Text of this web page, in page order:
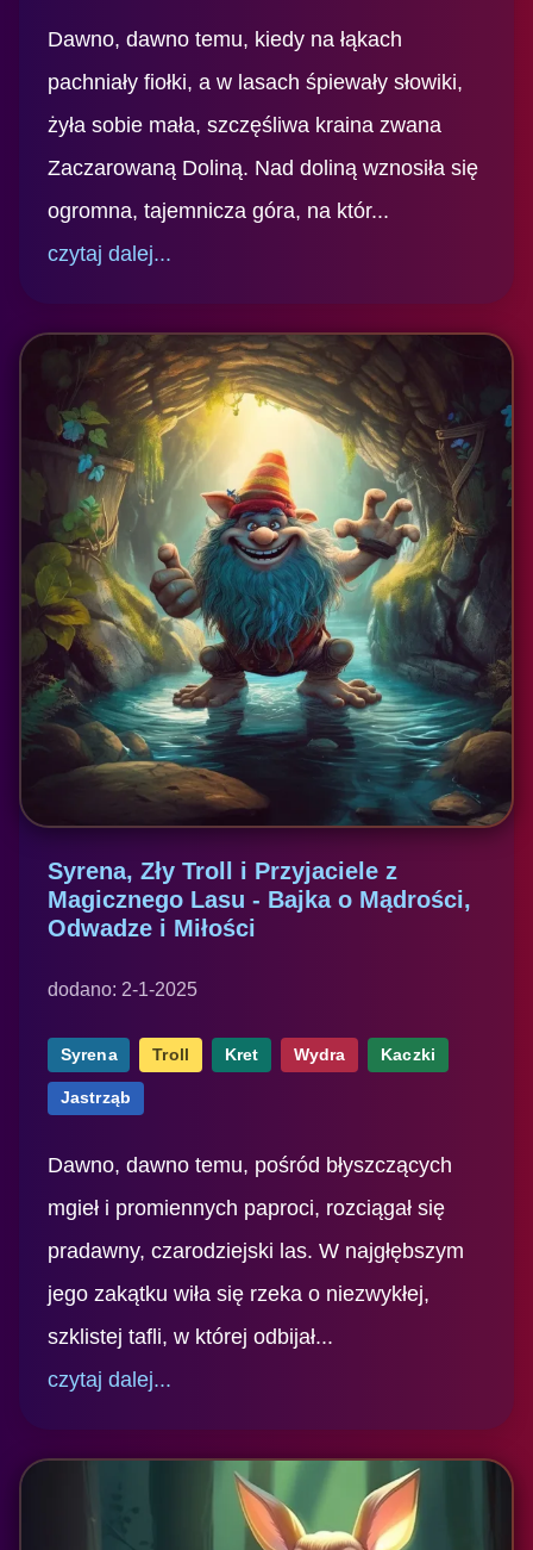
Dawno, dawno temu, kiedy na łąkach
pachniały fiołki, a w lasach śpiewały słowiki,
żyła sobie mała, szczęśliwa kraina zwana
Zaczarowaną Doliną. Nad doliną wznosiła się
ogromna, tajemnicza góra, na któr...
czytaj dalej...
Syrena, Zły Troll i Przyjaciele z
Magicznego Lasu - Bajka o Mądrości,
Odwadze i Miłości
dodano: 2-1-2025
Syrena Troll Kret Wydra Kaczki
Jastrząb
Dawno, dawno temu, pośród błyszczących
mgieł i promiennych paproci, rozciągał się
pradawny, czarodziejski las. W najgłębszym
jego zakątku wiła się rzeka o niezwykłej,
szklistej tafli, w której odbijał...
czytaj dalej...